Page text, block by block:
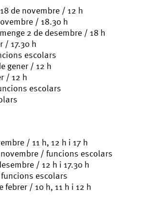
de novembre / 12 h
/ 18.30 h
2 de desembre / 18 h
/ 17.30 h
escolars
gener / 12 h
/ 12 h
escolars
/ 11 h, 12 h i 17 h
novembre / funcions escolars
/ 12 h i 17.30 h
funcions escolars
febrer / 10 h, 11 h i 12 h